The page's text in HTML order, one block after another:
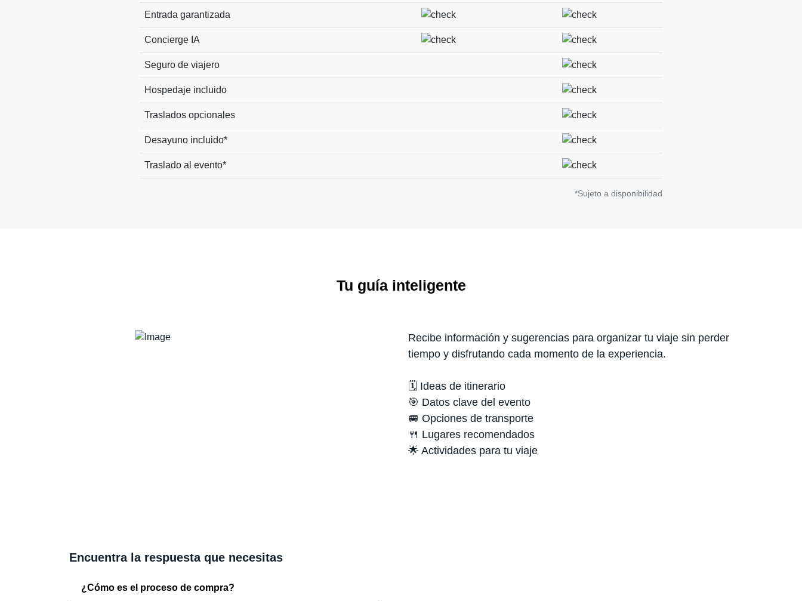
Entrada garantizada
Concierge IA
Seguro de viajero
Hospedaje incluido
Traslados opcionales
Desayuno incluido*
Traslado al evento*
*Sujeto a disponibilidad
Tu guía inteligente
Recibe información y sugerencias para organizar tu viaje sin perder
tiempo y disfrutando cada momento de la experiencia.
🗓️ Ideas de itinerario
🎯 Datos clave del evento
🚐 Opciones de transporte
🍴 Lugares recomendados
🌟 Actividades para tu viaje
Encuentra la respuesta que necesitas
¿Cómo es el proceso de compra?